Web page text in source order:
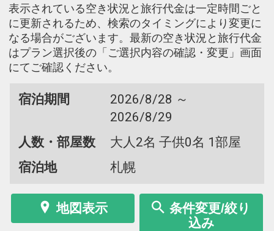
表示されている空き状況と旅行代金は一定時間ごと
に更新されるため、検索のタイミングにより変更に
なる場合がございます。最新の空き状況と旅行代金
はプラン選択後の「ご選択内容の確認・変更」画面
にてご確認ください。
宿泊期間
2026/8/28 ～
2026/8/29
人数・部屋数
大人2名 子供0名 1部屋
宿泊地
札幌
地図表示
条件変更/絞り
込み